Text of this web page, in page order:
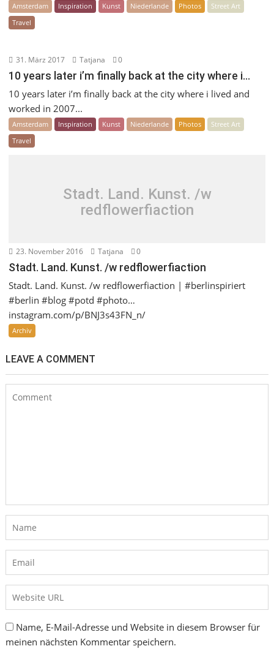
Amsterdam Inspiration Kunst Niederlande Photos
Street Art
Travel
31. März 2017 Tatjana 0
10 years later i’m finally back at the city where i…
10 years later i’m finally back at the city where i lived and
worked in 2007...
Amsterdam Inspiration Kunst Niederlande Photos
Street Art
Travel
Stadt. Land. Kunst. /w
redflowerfiaction
23. November 2016 Tatjana 0
Stadt. Land. Kunst. /w redflowerfiaction
Stadt. Land. Kunst. /w redflowerfiaction | #berlinspiriert
#berlin #blog #potd #photo…
instagram.com/p/BNJ3s43FN_n/
Archiv
LEAVE A COMMENT
Name, E-Mail-Adresse und Website in diesem Browser für
meinen nächsten Kommentar speichern.